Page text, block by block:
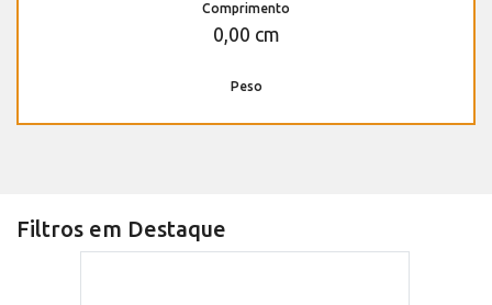
Comprimento
0,00 cm
Peso
Filtros em Destaque